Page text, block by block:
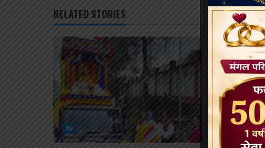
RELATED STORIES
देश